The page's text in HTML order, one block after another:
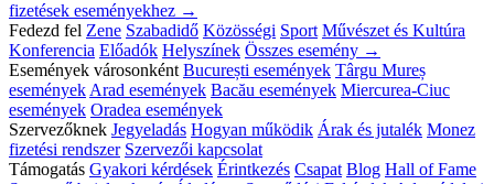
fizetések eseményekhez →
Fedezd fel Zene Szabadidő Közösségi Sport Művészet és Kultúra
Konferencia Előadók Helyszínek Összes esemény →
Események városonként București események Târgu Mureș
események Arad események Bacău események Miercurea-Ciuc
események Oradea események
Szervezőknek Jegyeladás Hogyan működik Árak és jutalék Monez
fizetési rendszer Szervezői kapcsolat
Támogatás Gyakori kérdések Érintkezés Csapat Blog Hall of Fame